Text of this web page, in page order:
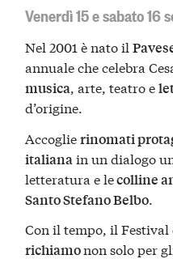
Venerdì 15 e sabato 16
Nel 2001 è nato il
annuale che celebra
musica, arte, teatro e
d’origine.
Accoglierinomati
italianain un dialogo
letteratura e lecolline
Santo Stefano Belbo.
Con il tempo, il
richiamonon solo per